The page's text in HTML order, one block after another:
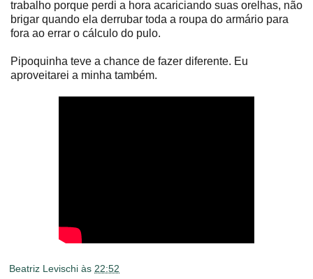
trabalho porque perdi a hora acariciando suas orelhas, não
brigar quando ela derrubar toda a roupa do armário para
fora ao errar o cálculo do pulo.
Pipoquinha teve a chance de fazer diferente. Eu
aproveitarei a minha também.
Beatriz Levischi às 22:52